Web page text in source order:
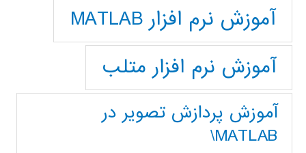
آموزش نرم افزار MATLAB
آموزش نرم افزار متلب
آموزش پردازش تصوير در
MATLAB\